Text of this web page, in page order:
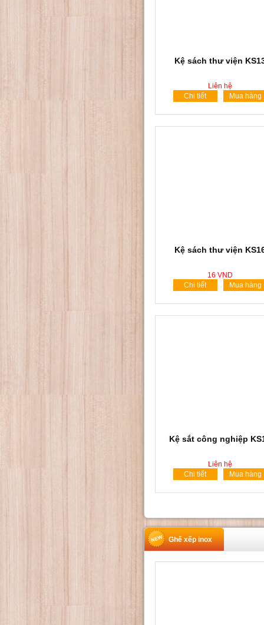
Kệ sách thư viện
Liên hệ
Chi tiết
Mua hàng
Kệ sách thư viện
16 VND
Chi tiết
Mua hàng
Kệ sắt công nghiệp
Liên hệ
Chi tiết
Mua hàng
Ghế xếp inox